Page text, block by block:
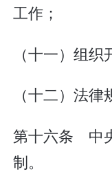
工作；
（十一）组
（十二）法律
第十六条 中
制。